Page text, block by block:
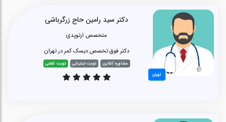
تهران
دکتر سید رامین حاج زرگرباشی
متخصص ارتوپدی
دکتر فوق تخصص دیسک کمر در تهران
مشاوره آنلاین نوبت اینترنتی نوبت تلفنی